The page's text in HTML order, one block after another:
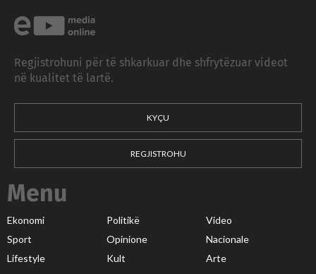
Regjistrohuni për të shkarkuar dhe shfrytëzuar videot
në kualitet të lartë.
KYÇU
REGJISTROHU
Menu
Ekonomi Politikë
Video
Sport
Opinione
Nacionale
Lifestyle
Kult
Arte